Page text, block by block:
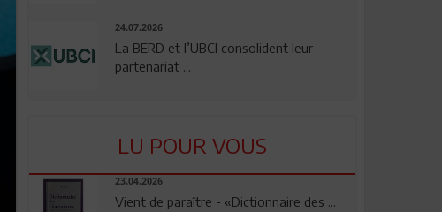
24.07.2026
La BERD et l’UBCI consolident leur
partenariat ...
LU POUR VOUS
23.04.2026
Vient de paraître - «Dictionnaire des ...